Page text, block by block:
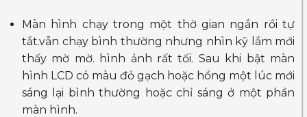
Màn hình chạy trong một thờ gian ngắn rồi tự
tắt.vẫn chạy bình thường nhưng nhìn kỹ lắm mới
thấy mờ mờ. hình ảnh rất tối. Sau khi bật màn
hình LCD có màu đỏ gạch hoặc hồng một lúc mới
sáng lại bình thường hoặc chỉ sáng ở một phần
màn hình.